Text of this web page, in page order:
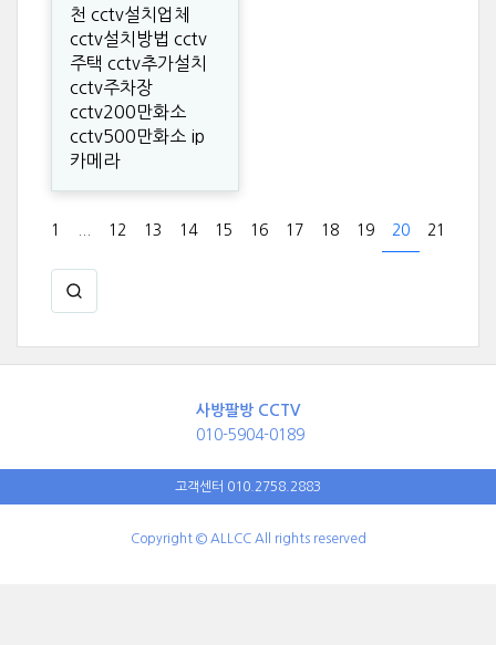
천 cctv설치업체
cctv설치방법 cctv
주택 cctv추가설치
cctv주차장
cctv200만화소
cctv500만화소 ip
카메라
1 12 13 14 15 16 17 18 19 20 21
사방팔방 CCTV
010-5904-0189
고객센터 010.2758.2883
Copyright © ALLCC All rights reserved